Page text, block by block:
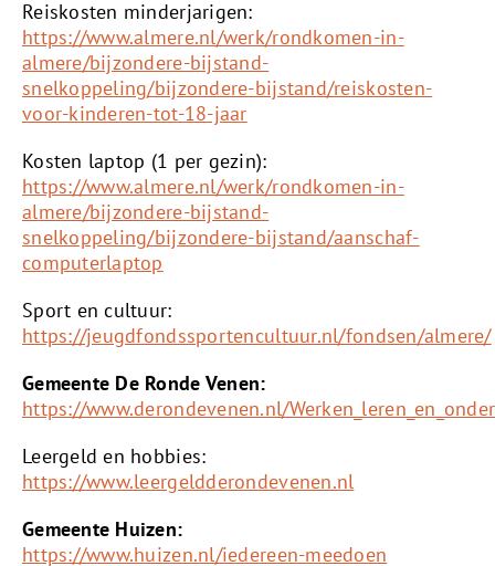
Reiskosten minderjarigen:
https://www.almere.nl/werk/rondkomen-in-
almere/bijzondere-bijstand-
snelkoppeling/bijzondere-bijstand/reiskosten-
voor-kinderen-tot-18-jaar
Kosten laptop (1 per gezin):
https://www.almere.nl/werk/rondkomen-in-
almere/bijzondere-bijstand-
snelkoppeling/bijzondere-bijstand/aanschaf-
computerlaptop
Sport en cultuur:
https://jeugdfondssportencultuur.nl/fondsen/almere/
Gemeente De Ronde Venen:
https://www.derondevenen.nl/
Leergeld en hobbies:
https://www.leergeldderondevenen.nl
Gemeente Huizen:
https://www.huizen.nl/iedereen-meedoen